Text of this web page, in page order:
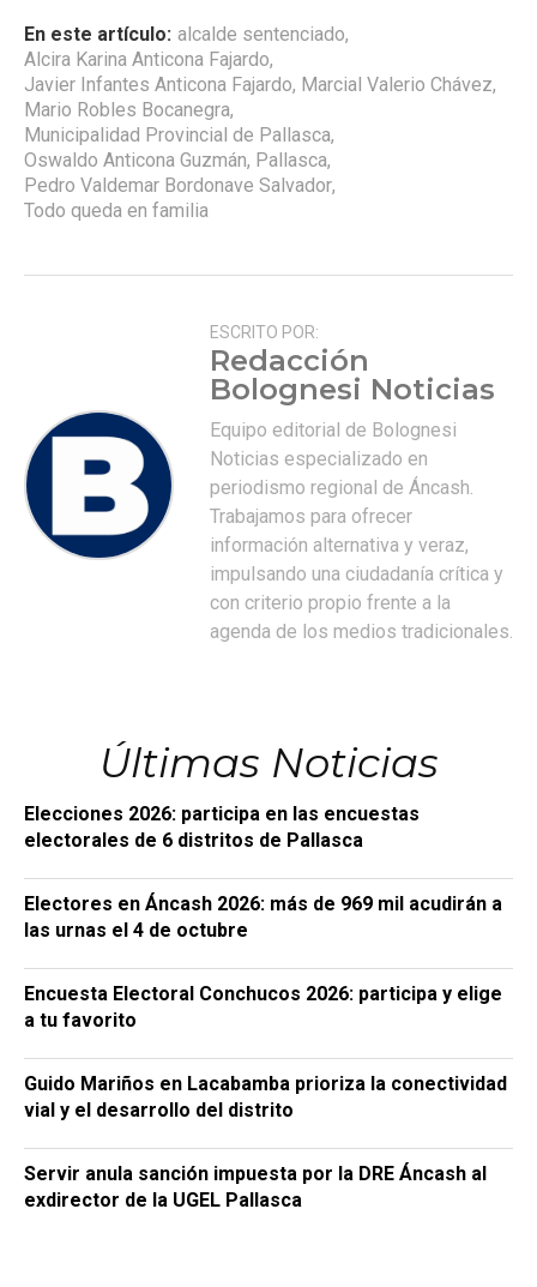
En este artículo: alcalde sentenciado,
Alcira Karina Anticona Fajardo,
Javier Infantes Anticona Fajardo, Marcial Valerio Chávez,
Mario Robles Bocanegra,
Municipalidad Provincial de Pallasca,
Oswaldo Anticona Guzmán, Pallasca,
Pedro Valdemar Bordonave Salvador,
Todo queda en familia
ESCRITO POR:
Redacción
Bolognesi Noticias
Equipo editorial de Bolognesi
Noticias especializado en
periodismo regional de Áncash.
Trabajamos para ofrecer
información alternativa y veraz,
impulsando una ciudadanía crítica y
con criterio propio frente a la
agenda de los medios tradicionales.
Últimas Noticias
Elecciones 2026: participa en las encuestas
electorales de 6 distritos de Pallasca
Electores en Áncash 2026: más de 969 mil acudirán a
las urnas el 4 de octubre
Encuesta Electoral Conchucos 2026: participa y elige
a tu favorito
Guido Mariños en Lacabamba prioriza la conectividad
vial y el desarrollo del distrito
Servir anula sanción impuesta por la DRE Áncash al
exdirector de la UGEL Pallasca